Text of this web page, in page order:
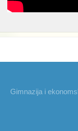
Gimnazija i